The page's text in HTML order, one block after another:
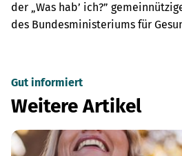
der „Was hab’ ich?”
des Bundesministeriums für
Gut informiert
Weitere Artikel